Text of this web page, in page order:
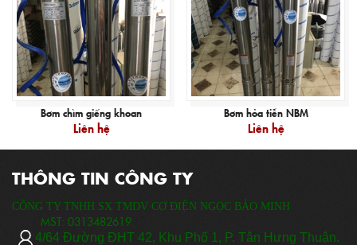
Bơm chìm giếng khoan
Liên hệ
Bơm hỏa tiễn NBM
Liên hệ
THÔNG TIN CÔNG TY
CÔNG TY TNHH SX TMDV CƠ ĐIỆN NGỌC BẢO MINH
MST: 0313482619
4/64 Đường ĐHT 42, Khu Phố 1, P. Tân Hưng Thuận.